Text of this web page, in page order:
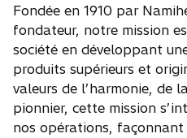
Fondée en 1910 par
fondateur, notre mission
société en développant
produits supérieurs et
valeurs de l’harmonie, de
pionnier, cette mission
nos opérations,